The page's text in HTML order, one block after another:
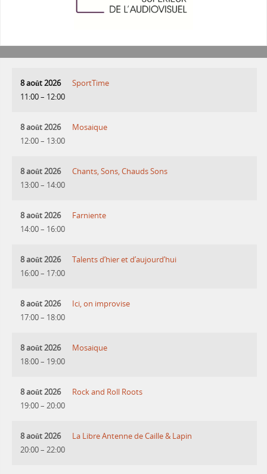
8 août 2026
11:00– 12:00
SportTime
8 août 2026
12:00– 13:00
Mosaique
8 août 2026
13:00– 14:00
Chants, Sons, Chauds Sons
8 août 2026
14:00– 16:00
Farniente
8 août 2026
16:00– 17:00
Talents d’hier et d’aujourd’hui
8 août 2026
17:00– 18:00
Ici, on improvise
8 août 2026
18:00– 19:00
Mosaique
8 août 2026
19:00– 20:00
Rock and Roll Roots
8 août 2026
20:00– 22:00
La Libre Antenne de Caille & Lapin